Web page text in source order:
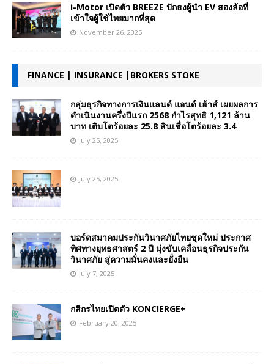
i-Motor เปิดตัว BREEZE ปักธงผู้นำ EV สองล้อที่
เข้าใจผู้ใช้ไทยมากที่สุด
November 26, 2025
FINANCE | INSURANCE |BROKERS STOKE
กลุ่มธุรกิจทางการเงินแลนด์ แอนด์ เฮ้าส์ เผยผลการ
ดำเนินงานครึ่งปีแรก 2568 กำไรสุทธิ 1,121 ล้าน
บาท เติบโตร้อยละ 25.8 สินเชื่อโตร้อยละ 3.4
July 25, 2025
July 25, 2025
บอร์ดสมาคมประกันวินาศภัยไทยชุดใหม่ ประกาศ
ทิศทางยุทธศาสตร์ 2 ปี มุ่งขับเคลื่อนธุรกิจประกัน
วินาศภัย สู่ความมั่นคงและยั่งยืน
July 7, 2025
กสิกรไทยเปิดตัว KONCIERGE+
February 20, 2025